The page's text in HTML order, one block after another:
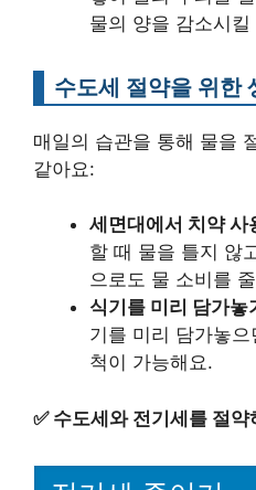
물의 양을 감소시
수도세 절약을 위한
매일의 습관을 통해 물을
같아요:
세면대에서 치약 사
할 때 물을 틀지 않
으로도 물 소비를
식기를 미리 담가놓
기를 미리 담가놓
척이 가능해요.
✅ 수도세와 전기세를 절